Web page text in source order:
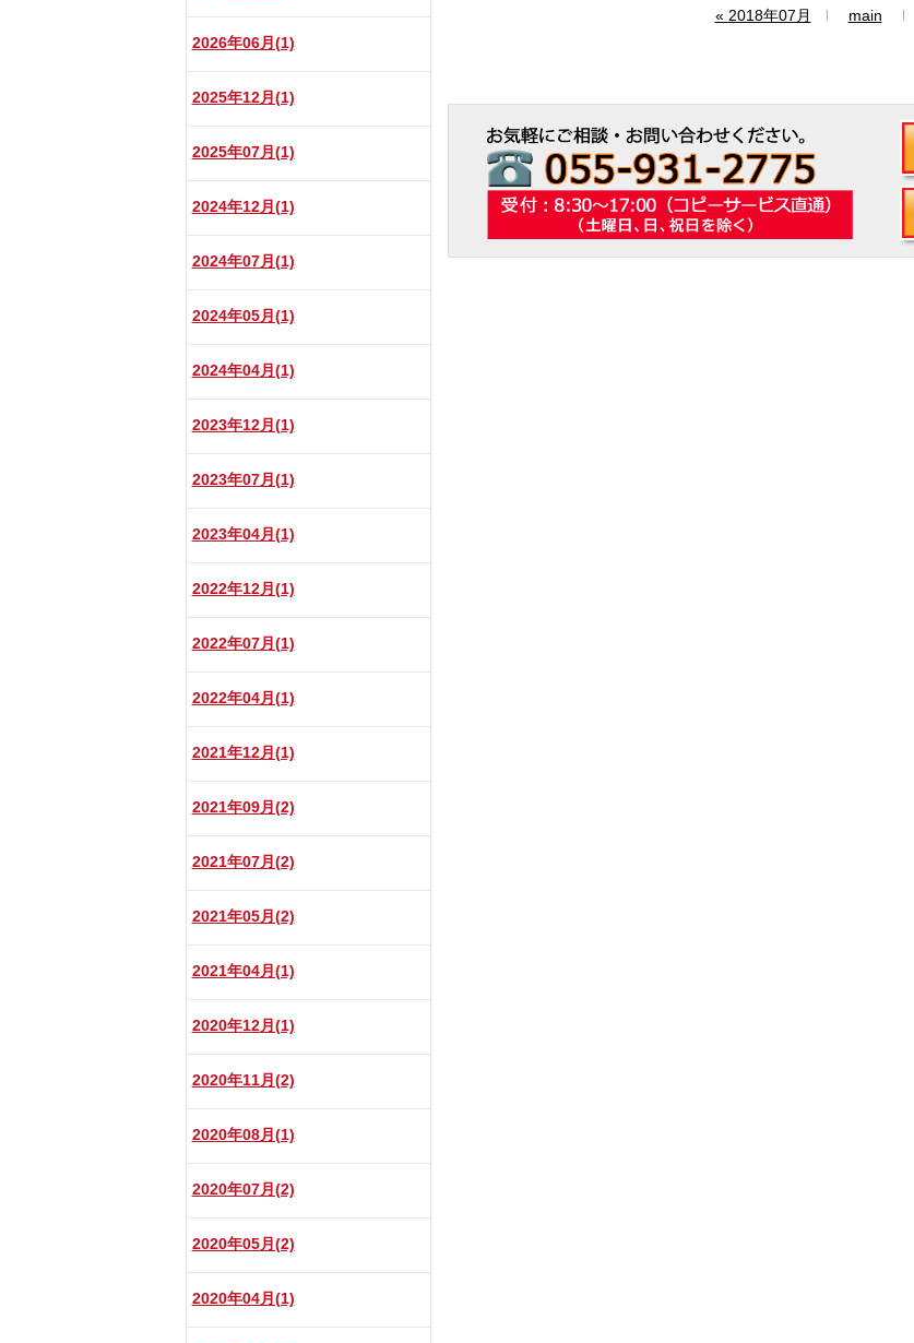
« 2018年07月 main
2026年06月(1)
2025年12月(1)
2025年07月(1)
2024年12月(1)
2024年07月(1)
2024年05月(1)
2024年04月(1)
2023年12月(1)
2023年07月(1)
2023年04月(1)
2022年12月(1)
2022年07月(1)
2022年04月(1)
2021年12月(1)
2021年09月(2)
2021年07月(2)
2021年05月(2)
2021年04月(1)
2020年12月(1)
2020年11月(2)
2020年08月(1)
2020年07月(2)
2020年05月(2)
2020年04月(1)